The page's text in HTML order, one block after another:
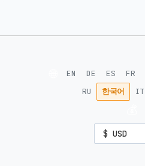
EN DE ES FR
RU
한국어 IT